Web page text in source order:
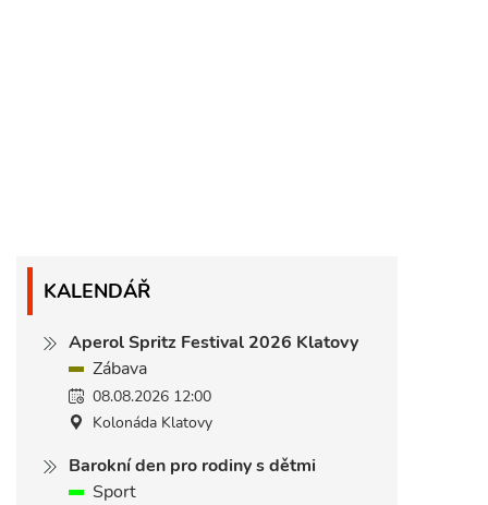
KALENDÁŘ
Aperol Spritz Festival 2026 Klatovy
Zábava
08.08.2026 12:00
Kolonáda Klatovy
Barokní den pro rodiny s dětmi
Sport